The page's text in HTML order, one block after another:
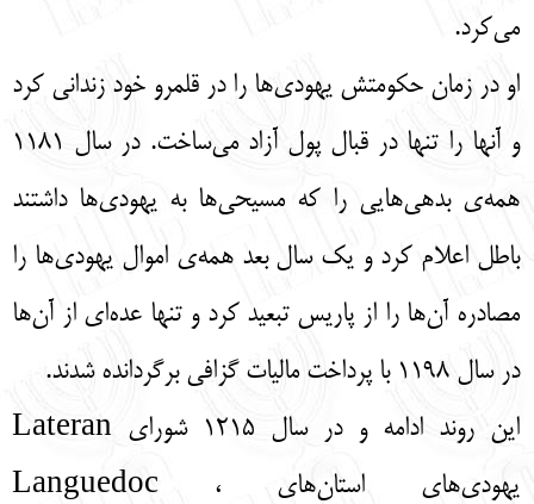
می‌کرد.
او در زمان حکومتش یهودی‌ها را در قلمرو خود زندانی کرد
و آنها را تنها در قبال پول آزاد می‌ساخت. در سال 1181
همه‌ی بدهی‌هایی را که مسیحی‌ها به یهودی‌ها داشتند
باطل اعلام کرد و یک سال بعد همه‌ی اموال یهودی‌ها را
مصادره آن‌ها را از پاریس تبعید کرد و تنها عده‌ای از آن‌ها
در سال 1198 با پرداخت مالیات گزافی برگردانده شدند.
این روند ادامه و در سال 1215 شورای Lateran
یهودی‌های استان‌های Languedoc ،